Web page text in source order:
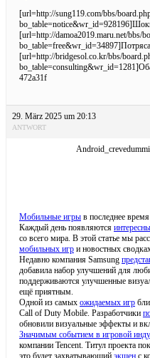
[url=http://sung119.com/bbs/
[url=http://damoa2019.maru.net/bbs/
[url=http://bridgesol.co.kr/bbs/
472a31f
29. März 2025 um 20:13
ANTWORT
Мобильные игры в последнее
Каждый день появляются
со всего мира. В этой статье мы
мобильных игр и новостных
Недавно компания Samsung
добавила набор улучшений для
поддерживаются улучшенные
ещё приятным.
Одной из самых ожидаемых игр
Call of Duty Mobile. Разработчики
обновили визуальные эффекты и
Значимым событием в игровой
компании Tencent. Титул проекта
это будет захватывающий экшен с